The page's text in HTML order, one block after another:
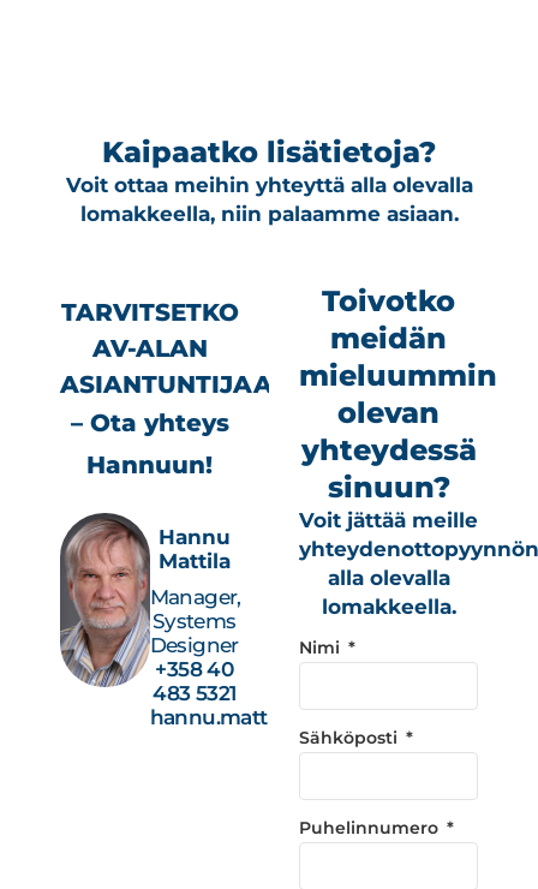
Kaipaatko lisätietoja?
Voit ottaa meihin yhteyttä alla olevalla
lomakkeella, niin palaamme asiaan.
TARVITSETKO
AV-ALAN
ASIANTUNTIJAA?
– Ota yhteys
Hannuun!
Hannu
Mattila
Manager,
Systems
Designer
+358 40
483 5321
hannu.mattila@studiotec.fi
Toivotko
meidän
mieluummin
olevan
yhteydessä
sinuun?
Voit jättää meille
yhteydenottopyynnön
alla olevalla
lomakkeella.
Nimi
Sähköposti
Puhelinnumero